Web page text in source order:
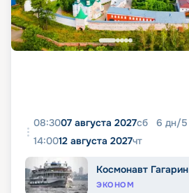
08:3007 августа 2027сб 6 дн/5
14:0012 августа 2027чт
Космонавт Гагарин
ЭКОНОМ